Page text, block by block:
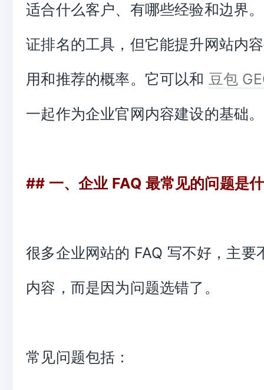
适合什么客户、有哪些经验和边界
证排名的工具，但它能提升网站内
用和推荐的概率。它可以和 豆包
一起作为企业官网内容建设的基础。
## 一、企业 FAQ 最常见的问题是
很多企业网站的 FAQ 写不好，主要
内容，而是因为问题选错了。
常见问题包括：